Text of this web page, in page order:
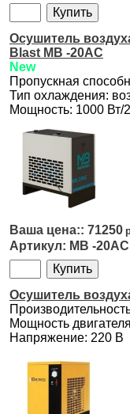
Осушитель
Blast MB -20AC
New
Пропускная
Тип охлаждения:
Мощность: 1000 Вт/
71250
MB -20AC
Осушитель
Мощность
Напряжение: 220 В